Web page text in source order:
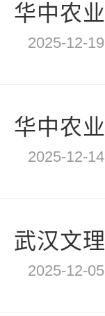
华中农
2025-12-19
华中农
2025-12-14
武汉文
2025-12-05